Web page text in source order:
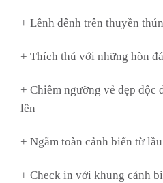
+ Lênh đênh trên thuyền
+ Thích thú với những hòn
+ Chiêm ngưỡng vẻ đẹp độc
lên
+ Ngắm toàn cảnh biển từ
+ Check in với khung cảnh